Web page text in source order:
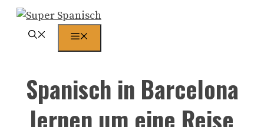
Zum
Inhalt
Spanisch in Barcelona
lernen um eine Reise